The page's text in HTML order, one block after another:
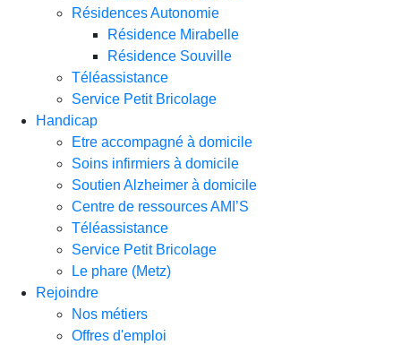
Résidences Autonomie
Résidence Mirabelle
Résidence Souville
Téléassistance
Service Petit Bricolage
Handicap
Etre accompagné à domicile
Soins infirmiers à domicile
Soutien Alzheimer à domicile
Centre de ressources AMI’S
Téléassistance
Service Petit Bricolage
Le phare (Metz)
Rejoindre
Nos métiers
Offres d'emploi